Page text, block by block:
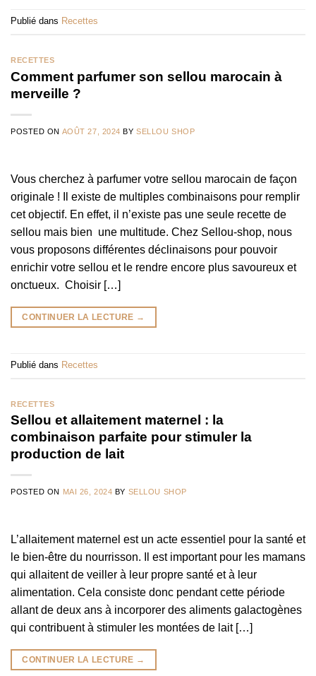
Publié dans Recettes
RECETTES
Comment parfumer son sellou marocain à
merveille ?
POSTED ON AOÛT 27, 2024 BYSELLOU SHOP
Vous cherchez à parfumer votre sellou marocain de façon
originale ! Il existe de multiples combinaisons pour remplir
cet objectif. En effet, il n’existe pas une seule recette de
sellou mais bien une multitude. Chez Sellou-shop, nous
vous proposons différentes déclinaisons pour pouvoir
enrichir votre sellou et le rendre encore plus savoureux et
onctueux. Choisir […]
CONTINUER LA LECTURE →
Publié dans Recettes
RECETTES
Sellou et allaitement maternel : la
combinaison parfaite pour stimuler la
production de lait
POSTED ON MAI 26, 2024 BY SELLOU SHOP
L’allaitement maternel est un acte essentiel pour la santé et
le bien-être du nourrisson. Il est important pour les mamans
qui allaitent de veiller à leur propre santé et à leur
alimentation. Cela consiste donc pendant cette période
allant de deux ans à incorporer des aliments galactogènes
qui contribuent à stimuler les montées de lait […]
CONTINUER LA LECTURE →